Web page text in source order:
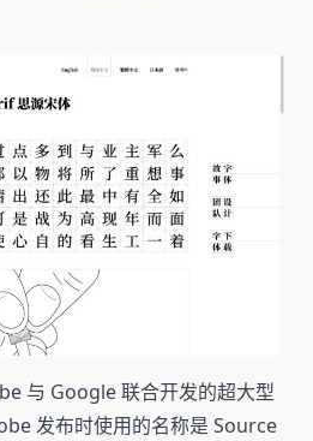
与 Google 联合开发的超大型
发布时使用的名称是 Source